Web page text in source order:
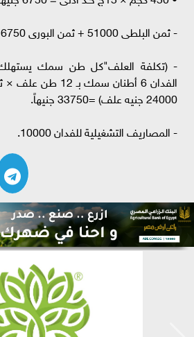
- ثمن البلطى 51000 + ثمن البورى 6750 = 57750 جنيهاً
24000 جنيه علف) =33750 جنيهاً.
- المصاريف التشغيلية للفدان 10000.